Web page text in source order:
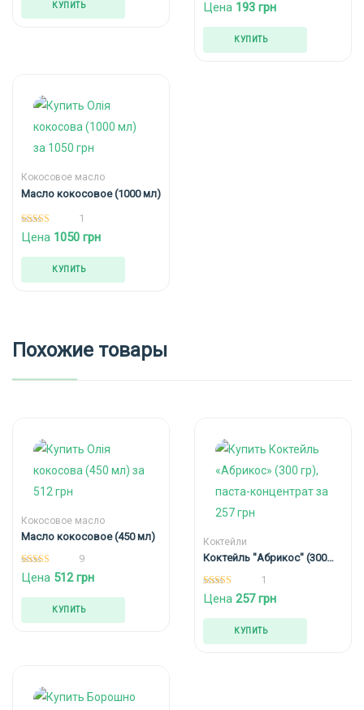
КУПИТЬ
5.00
из 5
Цена 193 грн
КУПИТЬ
Кокосовое масло
Масло кокосовое (1000 мл)
5.00
из 5
1
Цена 1050 грн
КУПИТЬ
Похожие товары
Кокосовое масло
Масло кокосовое (450 мл)
5.00
из 5
9
Цена 512грн
КУПИТЬ
Коктейли
Коктейль "Абрикос" (300
5.00
из 5
1
Цена 257грн
КУПИТЬ